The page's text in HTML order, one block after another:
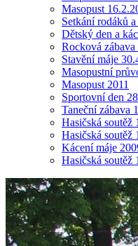
Masopust
Setkání rodáků
Dětský den a
Rocková zábava
Stavění máje
Masopustní
Masopust 2011
Sportovní den
Taneční zábava
Hasičská soutěž
Hasičská soutěž
Kácení máje
Hasičská soutěž